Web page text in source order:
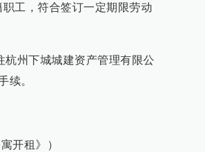
工，符合签订一定期限劳动
州下城城建资产管理有限公
续。
开租》）